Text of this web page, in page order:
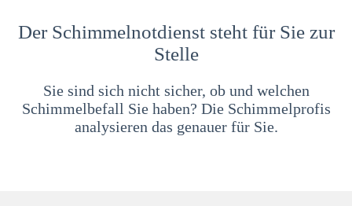
Der Schimmelnotdienst steht für Sie zur
Stelle
Sie sind sich nicht sicher, ob und welchen
Schimmelbefall Sie haben? Die Schimmelprofis
analysieren das genauer für Sie.